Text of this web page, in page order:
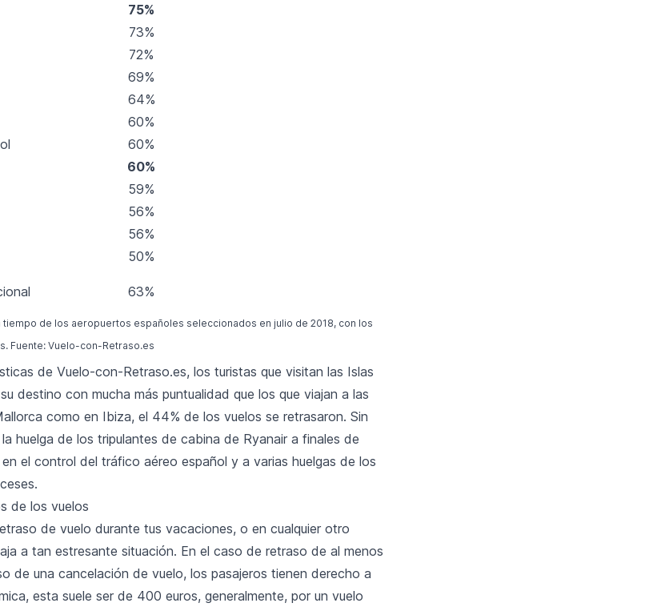
75%
73%
72%
69%
64%
60%
60%
60%
59%
56%
56%
50%
63%
de los aeropuertos españoles seleccionados en julio de 2018, con los
Fuente: Vuelo-con-Retraso.es
de Vuelo-con-Retraso.es, los turistas que visitan las Islas
destino con mucha más puntualidad que los que viajan a las
como en Ibiza, el 44% de los vuelos se retrasaron. Sin
huelga de los tripulantes de cabina de Ryanair a finales de
el control del tráfico aéreo español y a varias huelgas de los
de los vuelos
de vuelo durante tus vacaciones, o en cualquier otro
a tan estresante situación. En el caso de retraso de al menos
de una cancelación de vuelo, los pasajeros tienen derecho a
esta suele ser de 400 euros, generalmente, por un vuelo